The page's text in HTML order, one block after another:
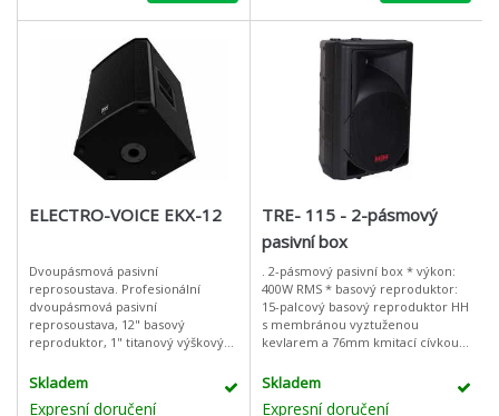
ELECTRO-VOICE EKX-12
Dvoupásmová pasivní
reprosoustava. Profesionální
dvoupásmová pasivní
reprosoustava, 12" basový
reproduktor, 1" titanový výškový
55Hz - 20kHz, max. SPL 131dB,
výkon 1600W peak / 350Wrms, 8 O
Skladem
Expresní doručení
TRE- 115 - 2-pásmový
pasivní box
. 2-pásmový pasivní box * výkon:
400W RMS * basový reproduktor:
15-palcový basový reproduktor HH
s membránou vyztuženou
kevlarem a 76mm kmitací cívkou *
driver HH s 44mm kmitací
Skladem
Expresní doručení